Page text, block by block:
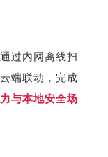
过内网离线扫
端联动，完成
与本地安全场